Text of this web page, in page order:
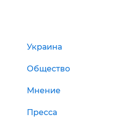
Украина
Общество
Мнение
Пресса